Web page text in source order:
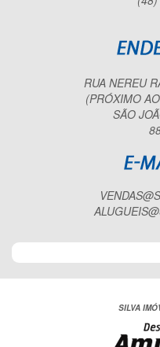
RUA NEREU
(PRÓXIMO
SÃO
SILVA